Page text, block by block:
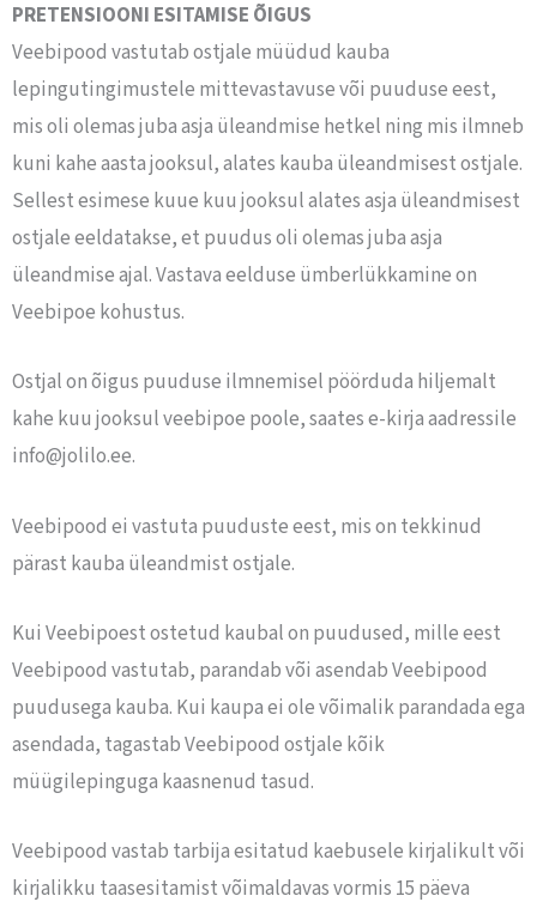
PRETENSIOONI ESITAMISE ÕIGUS
Veebipood vastutab ostjale müüdud kauba
lepingutingimustele mittevastavuse või puuduse eest,
mis oli olemas juba asja üleandmise hetkel ning mis ilmneb
kuni kahe aasta jooksul, alates kauba üleandmisest ostjale.
Sellest esimese kuue kuu jooksul alates asja üleandmisest
ostjale eeldatakse, et puudus oli olemas juba asja
üleandmise ajal. Vastava eelduse ümberlükkamine on
Veebipoe kohustus.
Ostjal on õigus puuduse ilmnemisel pöörduda hiljemalt
kahe kuu jooksul veebipoe poole, saates e-kirja aadressile
info@jolilo.ee.
Veebipood ei vastuta puuduste eest, mis on tekkinud
pärast kauba üleandmist ostjale.
Kui Veebipoest ostetud kaubal on puudused, mille eest
Veebipood vastutab, parandab või asendab Veebipood
puudusega kauba. Kui kaupa ei ole võimalik parandada ega
asendada, tagastab Veebipood ostjale kõik
müügilepinguga kaasnenud tasud.
Veebipood vastab tarbija esitatud kaebusele kirjalikult või
kirjalikku taasesitamist võimaldavas vormis 15 päeva